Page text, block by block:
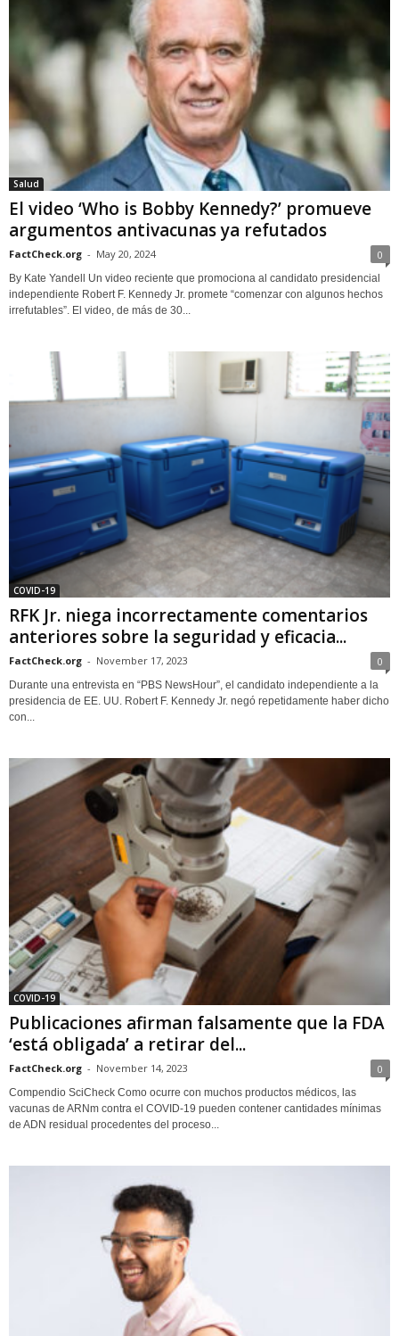
Salud
El video ‘Who is Bobby Kennedy?’ promueve
argumentos antivacunas ya refutados
FactCheck.org - May 20, 2024 0
By Kate Yandell Un video reciente que promociona al candidato presidencial
independiente Robert F. Kennedy Jr. promete “comenzar con algunos hechos
irrefutables”. El video, de más de 30...
COVID-19
RFK Jr. niega incorrectamente comentarios
anteriores sobre la seguridad y eficacia...
FactCheck.org - November 17, 2023 0
Durante una entrevista en “PBS NewsHour”, el candidato independiente a la
presidencia de EE. UU. Robert F. Kennedy Jr. negó repetidamente haber dicho
con...
COVID-19
Publicaciones afirman falsamente que la FDA
‘está obligada’ a retirar del...
FactCheck.org - November 14, 2023 0
Compendio SciCheck Como ocurre con muchos productos médicos, las
vacunas de ARNm contra el COVID-19 pueden contener cantidades mínimas
de ADN residual procedentes del proceso...